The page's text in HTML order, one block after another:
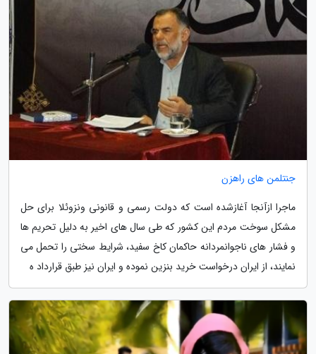
جنتلمن های راهزن
ماجرا ازآنجا آغازشده است که دولت رسمی و قانونی ونزوئلا برای حل
مشکل سوخت مردم این کشور که طی سال های اخیر به دلیل تحریم ها
و فشار های ناجوانمردانه حاکمان کاخ سفید، شرایط سختی را تحمل می
نمایند، از ایران درخواست خرید بنزین نموده و ایران نیز طبق قرارداد ه